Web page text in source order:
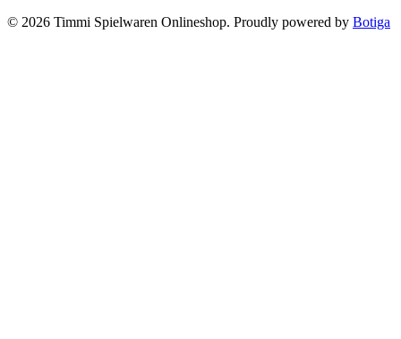
© 2026 Timmi Spielwaren Onlineshop. Proudly powered by Botiga